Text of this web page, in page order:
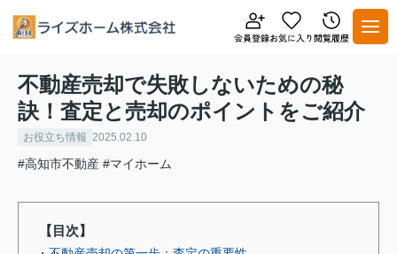
不動産売却で失敗しないための秘
訣！査定と売却のポイントをご紹介
お役立ち情報 2025.02.10
#高知市不動産 #マイホーム
【目次】